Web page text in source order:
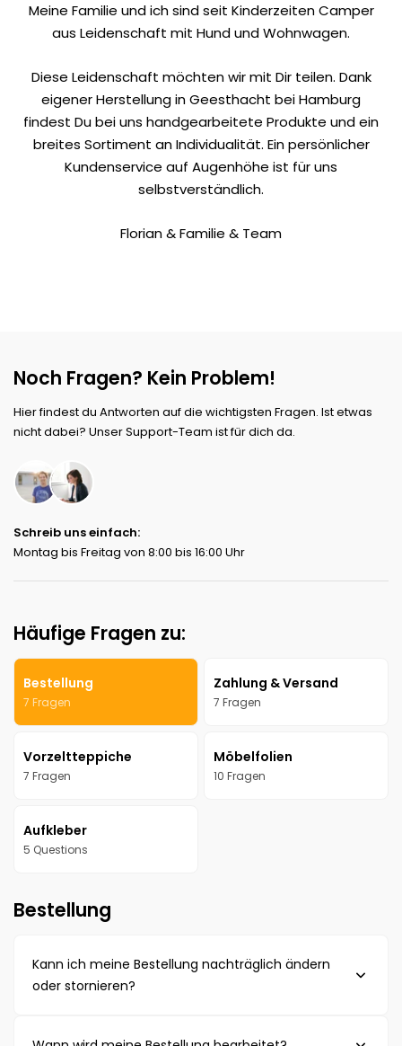
Meine Familie und ich sind seit Kinderzeiten Camper
aus Leidenschaft mit Hund und Wohnwagen.
Diese Leidenschaft möchten wir mit Dir teilen. Dank
eigener Herstellung in Geesthacht bei Hamburg
findest Du bei uns handgearbeitete Produkte und ein
breites Sortiment an Individualität. Ein persönlicher
Kundenservice auf Augenhöhe ist für uns
selbstverständlich.
Florian & Familie & Team
Noch Fragen? Kein Problem!
Hier findest du Antworten auf die wichtigsten Fragen. Ist etwas
nicht dabei? Unser Support-Team ist für dich da.
Schreib uns einfach:
Montag bis Freitag von 8:00 bis 16:00 Uhr
Häufige Fragen zu:
Bestellung
7 Fragen
Zahlung & Versand
7 Fragen
Vorzeltteppiche
7 Fragen
Möbelfolien
10 Fragen
Aufkleber
5 Questions
Bestellung
Kann ich meine Bestellung nachträglich ändern
oder stornieren?